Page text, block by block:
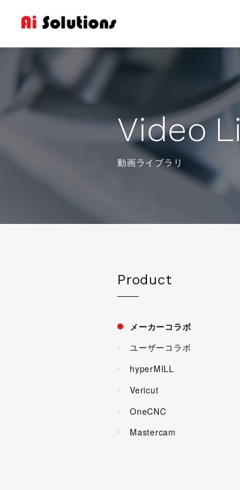
Products
製品紹介
hyperMILL
VideoLi
動画ライブラリ
Product
メーカーコラボ
ユーザーコラボ
hyperMILL
Vericut
OneCNC
Mastercam